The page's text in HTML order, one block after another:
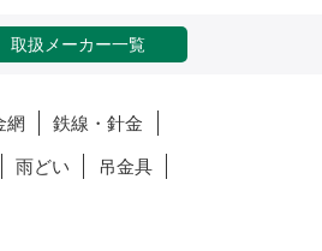
取扱メーカー一覧
網 鉄線・針金
雨どい 吊金具